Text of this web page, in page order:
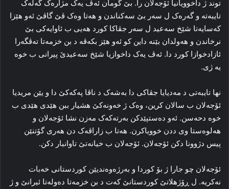
توند ژ داخوویانیا ئۆجەلان را. بێ گومان ئه‌ڤ یه‌ک مژاره‌ک گه‌له‌ک
تایبه‌ته‌ و گه‌ره‌ک ل سه‌ر بێ سه‌کناندن و هه‌تا وه‌ک ڤێ گاڤێ ئه‌و هێزا
که‌سایه‌تا شێخ سه‌عید ل سه‌ر جڤاکا کورد هه‌یی ب ئاوایه‌کی بێ
نرخاندن و هه‌ولدان بێنە‌ داین کو ئه‌و هێز بکه‌ڤه‌ د بن خزمه‌تا ته‌ڤگه‌را
ئازادخوازا کورد دا. ئه‌ڤ یه‌ک داخوازیا شێخ سه‌عیدێ پیرانی ب خوه‌
یه‌ ژی.
نها تایبه‌تی د مه‌دیایا جڤاکی دا به‌شه‌ک د ناڤا پەکەکێ دا و یێن مریدیا
ئۆجەلان ب سالان کرین، وه‌ک ژ خەو‌نه‌کێ هشیار ببن هێدی هێدی ب
خوه‌ دحه‌سن. ئه‌و ده‌ستپێدکن به‌رته‌که‌ک مه‌زن نشا ئۆجەلان و
هه‌لوه‌ستا وی ددن خوویاکرن. هه‌تا ب زاراڤه‌ک دن هه‌ری گۆتنێن
پیس دژوونا دکن ئۆجەلان. ئۆجەلان ب خیانه‌تێ تاوانبار دکن.
ئۆجەلان چو جارا ژ بۆ کوردا و به‌رژه‌وه‌ندیێن کوردستانی خه‌بات
نه‌کریه‌. ل ڕۆژهلاتێ کوردستانێ که‌ت د بن خزمه‌تا ده‌وله‌تا ئیرانێ و ژ